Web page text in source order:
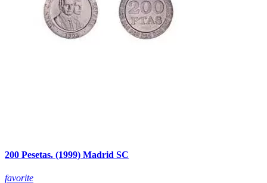
200 Pesetas. (1999) Madrid SC
favorite